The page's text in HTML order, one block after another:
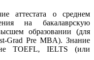
аттестата о среднем
на бакалаврскую
образовании (для
Grad Pre MBA). Знание
TOEFL, IELTS (или